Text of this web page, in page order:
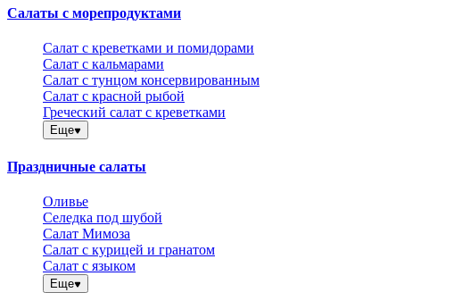
Салаты с морепродуктами
Салат с креветками и помидорами
Салат с кальмарами
Салат с тунцом консервированным
Салат с красной рыбой
Греческий салат с креветками
Еще
Праздничные салаты
Оливье
Селедка под шубой
Салат Мимоза
Салат с курицей и гранатом
Салат с языком
Еще